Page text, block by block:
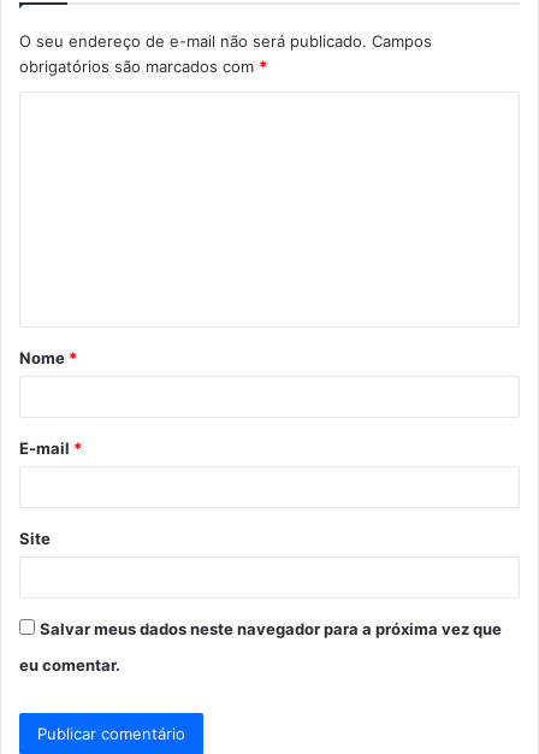
O seu endereço de e-mail não será publicado. Campos
obrigatórios são marcados com *
á
r
*
Nome *
E-mail *
Site
Salvar meus dados neste navegador para a próxima vez que
eu comentar.